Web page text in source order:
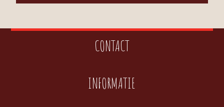
CONTACT
INFORMATIE